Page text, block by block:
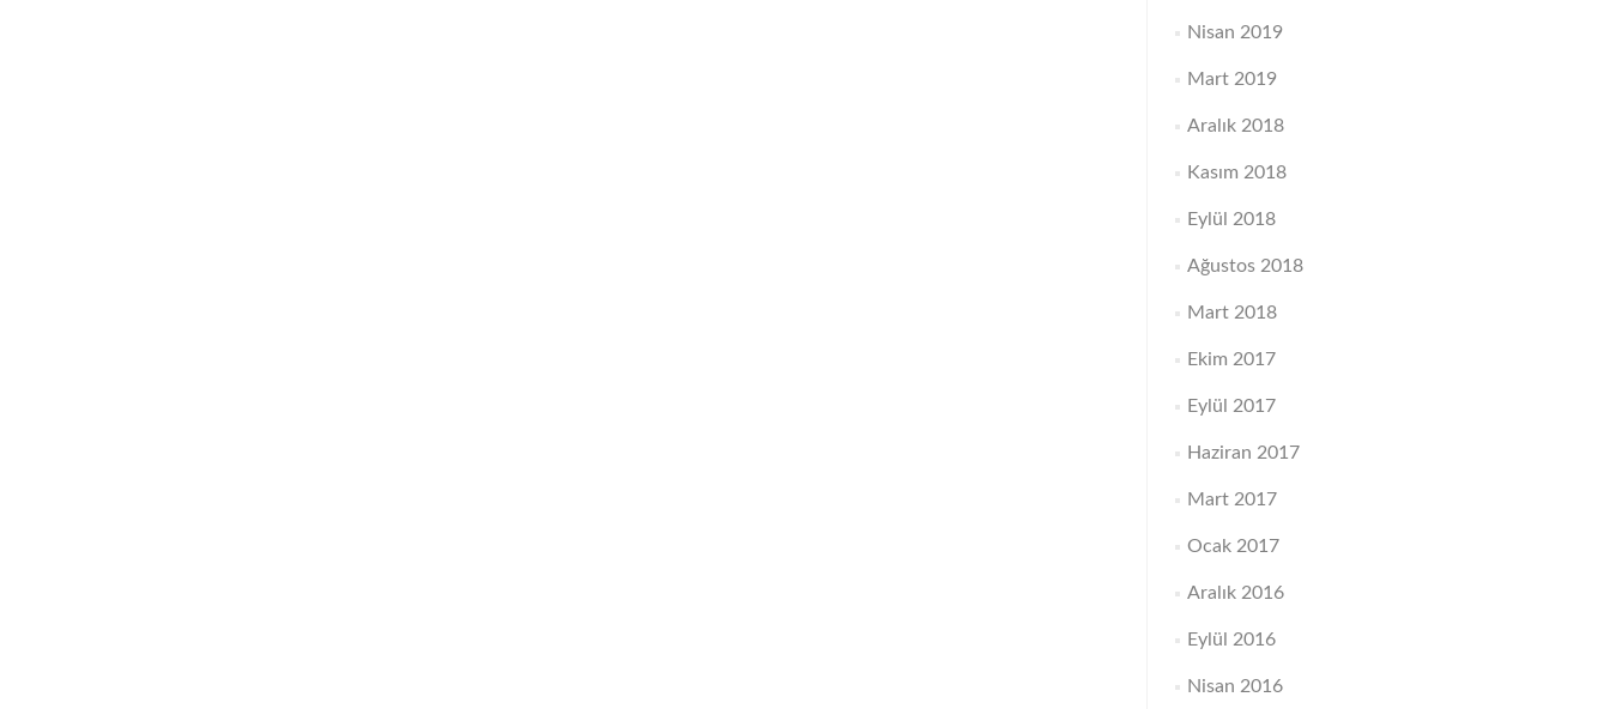
Nisan 2019
Mart 2019
Aralık 2018
Kasım 2018
Eylül 2018
Ağustos 2018
Mart 2018
Ekim 2017
Eylül 2017
Haziran 2017
Mart 2017
Ocak 2017
Aralık 2016
Eylül 2016
Nisan 2016